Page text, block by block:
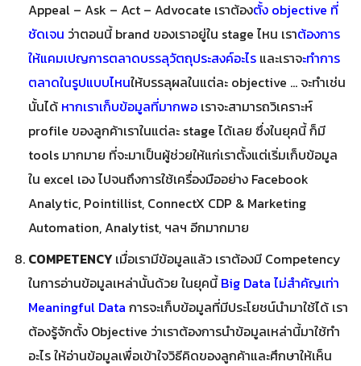
Appeal – Ask – Act – Advocate เราต้องตั้ง objective ที่
ชัดเจน ว่าตอนนี้ brand ของเราอยู่ใน stage ไหน เราต้องการ
ให้แคมเปญการตลาดบรรลุวัตถุประสงค์อะไร และเราจะทำการ
ตลาดในรูปแบบไหนให้บรรลุผลในแต่ละ objective … จะทำเช่น
นั้นได้ หากเราเก็บข้อมูลที่มากพอ เราจะสามารถวิเคราะห์
profile ของลูกค้าเราในแต่ละ stage ได้เลย ซึ่งในยุคนี้ ก็มี
tools มากมาย ที่จะมาเป็นผู้ช่วยให้แก่เราตั้งแต่เริ่มเก็บข้อมูล
ใน excel เอง ไปจนถึงการใช้เครื่องมืออย่าง Facebook
Analytic, Pointillist, ConnectX CDP & Marketing
Automation, Analytist, ฯลฯ อีกมากมาย
COMPETENCY เมื่อเรามีข้อมูลแล้ว เราต้องมี Competency
ในการอ่านข้อมูลเหล่านั้นด้วย ในยุคนี้Big Data ไม่สำคัญเท่า
Meaningful Data การจะเก็บข้อมูลที่มีประโยชน์นำมาใช้ได้ เรา
ต้องรู้จักตั้ง Objective ว่าเราต้องการนำข้อมูลเหล่านี้มาใช้ทำ
อะไร ให้อ่านข้อมูลเพื่อเข้าใจวิธีคิดของลูกค้าและศึกษาให้เห็น